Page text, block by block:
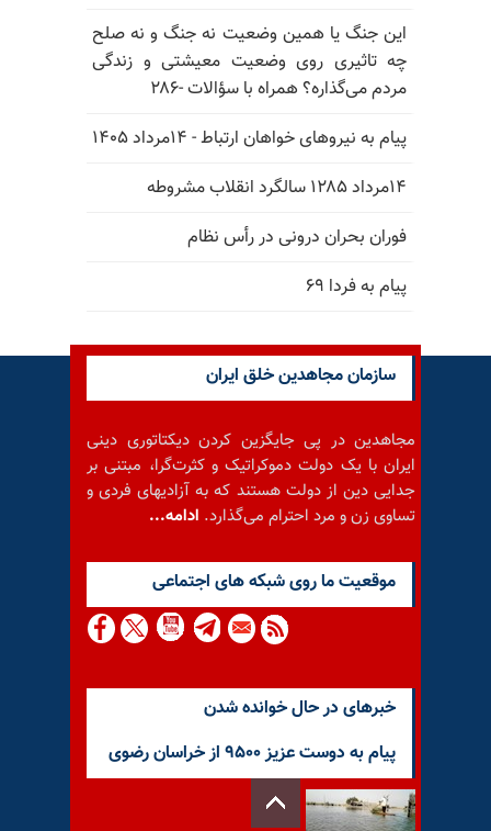
این جنگ یا همین وضعیت نه جنگ و نه صلح
چه تاثیری روی وضعیت معیشتی و زندگی
مردم می‌گذاره؟ همراه با سؤالات -۲۸۶
پیام به نیروهای خواهان ارتباط - ۱۴مرداد ۱۴۰۵
۱۴مرداد ۱۲۸۵ سالگرد انقلاب مشروطه
فوران بحران درونی در رأس نظام
پیام به فردا ۶۹
سازمان مجاهدین خلق ایران
مجاهدین در پی جایگزین کردن دیکتاتوری دینی
ایران با یک دولت دموکراتیک و کثرت‌گرا، مبتنی بر
جدایی دین از دولت هستند که به آزادیهای فردی و
تساوی زن و مرد احترام می‌گذارد. ادامه...
موقعيت ما روى شبكه هاى اجتماعى
خبرهای در حال خوانده شدن
پیام به دوست عزیز ۹۵۰۰ از خراسان رضوی